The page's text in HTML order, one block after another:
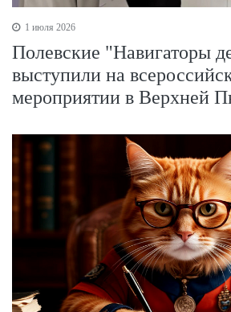
1 июля 2026
Полевские "Навигаторы
выступили на
мероприятии в Верхней